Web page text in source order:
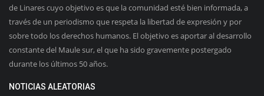
de Linares cuyo objetivo es que la comunidad esté bien informada, a
través de un periodismo que respeta la libertad de expresión y por
sobre todo los derechos humanos. El objetivo es aportar al desarrollo
constante del Maule sur, el que ha sido gravemente postergado
durante los últimos 50 años.
NOTICIAS ALEATORIAS